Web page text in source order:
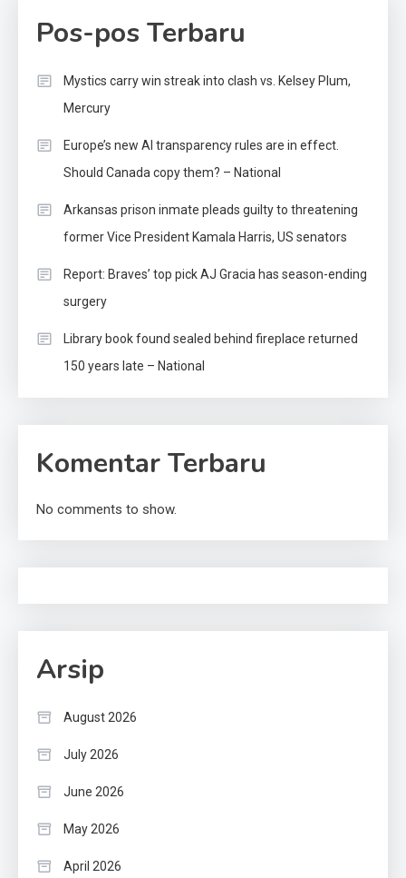
Pos-pos Terbaru
Mystics carry win streak into clash vs. Kelsey Plum,
Mercury
Europe’s new AI transparency rules are in effect.
Should Canada copy them? – National
Arkansas prison inmate pleads guilty to threatening
former Vice President Kamala Harris, US senators
Report: Braves’ top pick AJ Gracia has season-ending
surgery
Library book found sealed behind fireplace returned
150 years late – National
Komentar Terbaru
No comments to show.
Arsip
August 2026
July 2026
June 2026
May 2026
April 2026